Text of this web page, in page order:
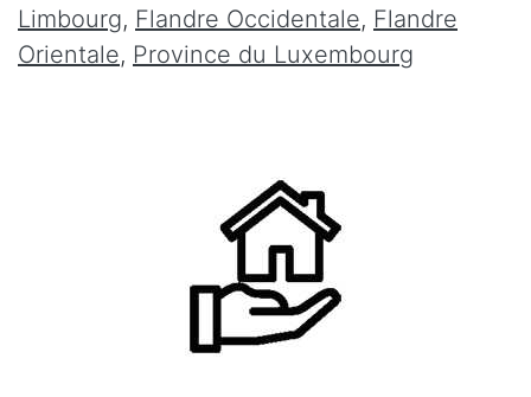
Limbourg, Flandre Occidentale, Flandre
Orientale, Province du Luxembourg